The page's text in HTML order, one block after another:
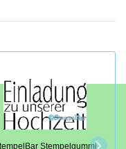
Stempelgummi